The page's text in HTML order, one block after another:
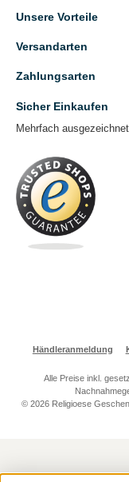
Unsere Vorteile
Versandarten
Zahlungsarten
Sicher Einkaufen
Mehrfach
Händleranmeldung
Alle Preise inkl.
© 2026 Religioese